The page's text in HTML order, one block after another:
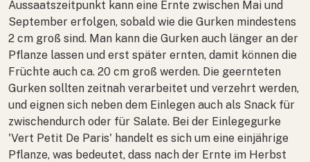
Aussaatszeitpunkt kann eine Ernte zwischen Mai und
September erfolgen, sobald wie die Gurken mindestens
2 cm groß sind. Man kann die Gurken auch länger an der
Pflanze lassen und erst später ernten, damit können die
Früchte auch ca. 20 cm groß werden. Die geernteten
Gurken sollten zeitnah verarbeitet und verzehrt werden,
und eignen sich neben dem Einlegen auch als Snack für
zwischendurch oder für Salate. Bei der Einlegegurke
'Vert Petit De Paris' handelt es sich um eine einjährige
Pflanze, was bedeutet, dass nach der Ernte im Herbst